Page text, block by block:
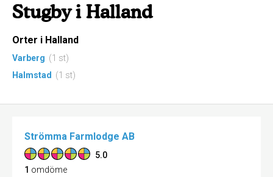
Stugby i Halland
Orter i Halland
Varberg (1 st)
Halmstad
(1 st)
Strömma Farmlodge AB
5.0
1 omdöme